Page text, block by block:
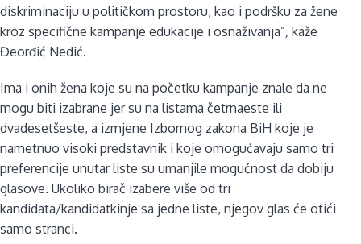
diskriminaciju u političkom prostoru, kao i podršku za žene
kroz specifične kampanje edukacije i osnaživanja”, kaže
Đeorđić Nedić.
Ima i onih žena koje su na početku kampanje znale da ne
mogu biti izabrane jer su na listama četrnaeste ili
dvadesetšeste, a izmjene Izbornog zakona BiH koje je
nametnuo visoki predstavnik i koje omogućavaju samo tri
preferencije unutar liste su umanjile mogućnost da dobiju
glasove. Ukoliko birač izabere više od tri
kandidata/kandidatkinje sa jedne liste, njegov glas će otići
samo stranci.